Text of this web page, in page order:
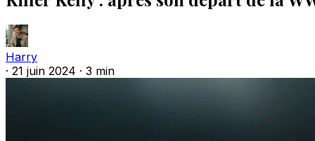
Harry
· 21 juin 2024 · 3 min